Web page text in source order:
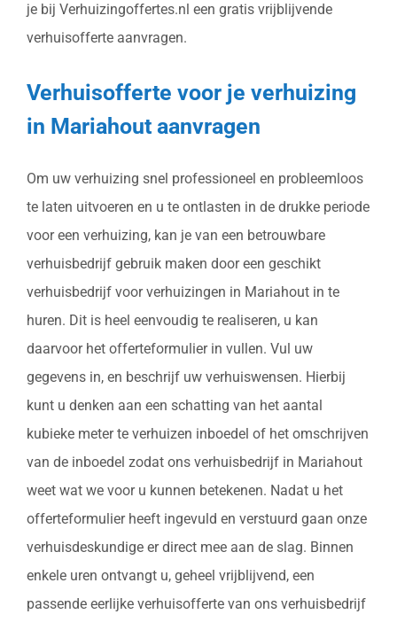
je bij Verhuizingoffertes.nl een gratis vrijblijvende
verhuisofferte aanvragen.
Verhuisofferte voor je verhuizing
in Mariahout aanvragen
Om uw verhuizing snel professioneel en probleemloos
te laten uitvoeren en u te ontlasten in de drukke periode
voor een verhuizing, kan je van een betrouwbare
verhuisbedrijf gebruik maken door een geschikt
verhuisbedrijf voor verhuizingen in Mariahout in te
huren. Dit is heel eenvoudig te realiseren, u kan
daarvoor het offerteformulier in vullen. Vul uw
gegevens in, en beschrijf uw verhuiswensen. Hierbij
kunt u denken aan een schatting van het aantal
kubieke meter te verhuizen inboedel of het omschrijven
van de inboedel zodat ons verhuisbedrijf in Mariahout
weet wat we voor u kunnen betekenen. Nadat u het
offerteformulier heeft ingevuld en verstuurd gaan onze
verhuisdeskundige er direct mee aan de slag. Binnen
enkele uren ontvangt u, geheel vrijblijvend, een
passende eerlijke verhuisofferte van ons verhuisbedrijf